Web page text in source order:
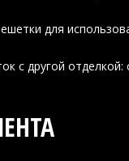
для
с другой